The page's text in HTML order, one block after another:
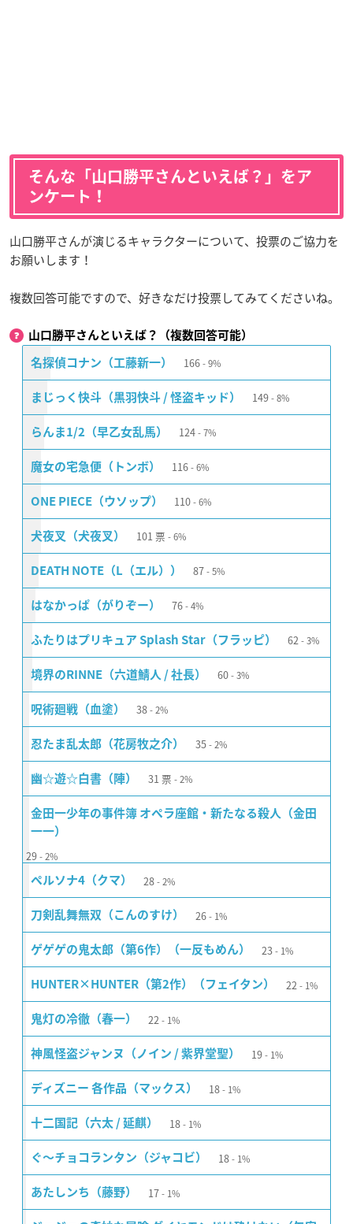
そんな「山口勝平さんといえば？」をア
ンケート！
山口勝平さんが演じるキャラクターについて、投票のご協力を
お願いします！
複数回答可能ですので、好きなだけ投票してみてくださいね。
山口勝平さんといえば？（複数回答可能）
名探偵コナン（工藤新一） 166 9%
まじっく快斗（黒羽快斗 / 怪盗キッド） 149 8%
らんま1/2（早乙女乱馬） 124 7%
魔女の宅急便（トンボ） 116 6%
ONE PIECE（ウソップ） 110 6%
犬夜叉（犬夜叉） 101 票 6%
DEATH NOTE（L（エル）） 87 5%
はなかっぱ（がりぞー） 76 4%
ふたりはプリキュア Splash Star（フラッピ） 62 3%
境界のRINNE（六道鯖人 / 社長） 60 3%
呪術廻戦（血塗） 38 2%
忍たま乱太郎（花房牧之介） 35 2%
幽☆遊☆白書（陣） 31 票 2%
金田一少年の事件簿 オペラ座館・新たなる殺人（金田
一一）
29 2%
ペルソナ4（クマ） 28 2%
刀剣乱舞無双（こんのすけ） 26 1%
ゲゲゲの鬼太郎（第6作）（一反もめん） 23 1%
HUNTER×HUNTER（第2作）（フェイタン） 22 1%
鬼灯の冷徹（春一） 22 1%
神風怪盗ジャンヌ（ノイン / 紫界堂聖） 19 1%
ディズニー 各作品（マックス） 18 1%
十二国記（六太 / 延麒） 18 1%
ぐ〜チョコランタン（ジャコビ） 18 1%
あたしンち（藤野） 17 1%